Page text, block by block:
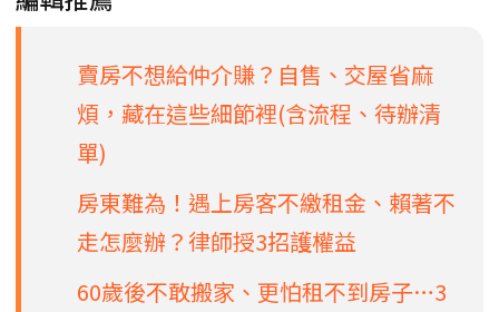
賣房不想給仲介賺？自售、交屋省麻
煩，藏在這些細節裡(含流程、待辦清
單)
房東難為！遇上房客不繳租金、賴著不
走怎麼辦？律師授3招護權益
60歲後不敢搬家、更怕租不到房子…3